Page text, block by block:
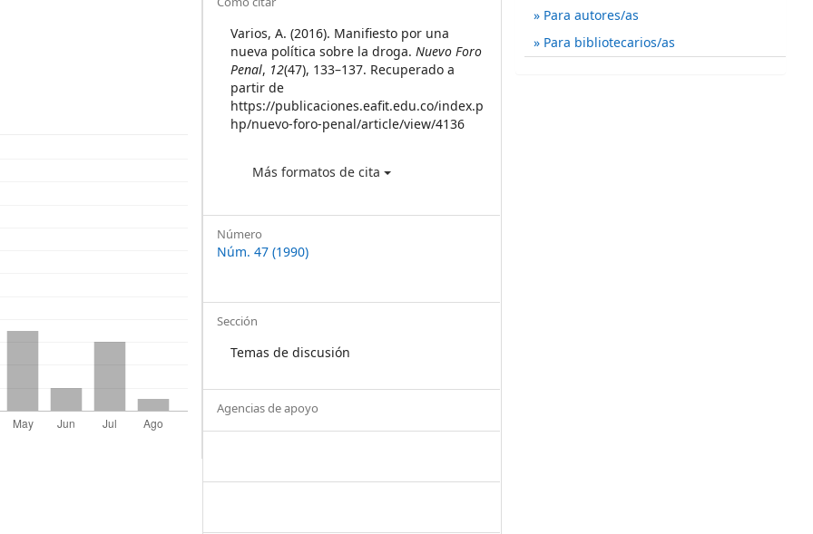
Details
Varios, A. (2016). Manifiesto por una
nueva política sobre la droga.Nuevo Foro
Penal, 12(47), 133–137. Recuperado a
partir de
https://publicaciones.eafit.edu.co/index.p
hp/nuevo-foro-penal/article/view/4136
Más formatos de cita
Número
Núm. 47 (1990)
Sección
Temas de discusión
Agencias de apoyo
Para autores/as
Para bibliotecarios/as